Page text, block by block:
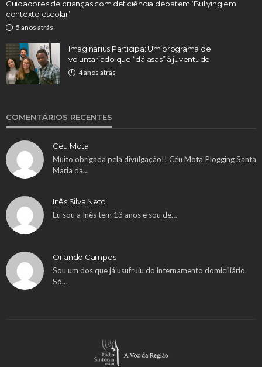
Cuidadores de crianças com deficiência debatem ‘Bullying em
contexto escolar’
5 anos atrás
Imaginarius Participa: Um programa de
voluntariado que “dá asas” à juventude
4 anos atrás
COMENTÁRIOS RECENTES
Ceu Mota
Muito obrigada pela divulgação!! Céu Mota Plogging Santa
Maria da…
Inês Silva Neto
Eu sou a Inês tem 13 anos e sou de…
Orlando Campos
Sou um dos que já usufruiu do internamento domiciliário.
Só…